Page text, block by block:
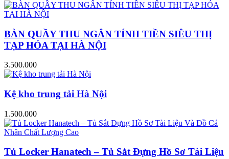
BÀN QUẦY THU NGÂN TÍNH TIỀN SIÊU THỊ
TẠP HÓA TẠI HÀ NỘI
3.500.000
Kệ kho trung tải Hà Nội
1.500.000
Tủ Locker Hanatech – Tủ Sắt Đựng Hồ Sơ Tài Liệu